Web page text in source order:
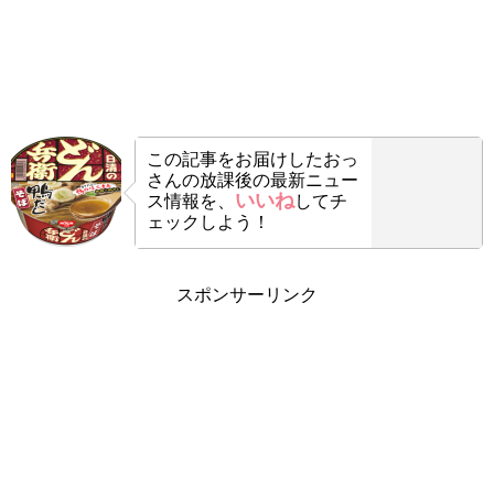
この記事をお届けしたおっ
さんの放課後の最新ニュー
ス情報を、 いいねしてチ
ェックしよう！
スポンサーリンク